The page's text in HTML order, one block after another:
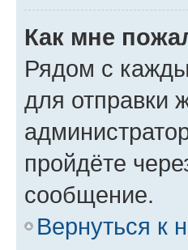
Как мне
Рядом с
для отправки
пройдёте
сообщение.
Вернуться к